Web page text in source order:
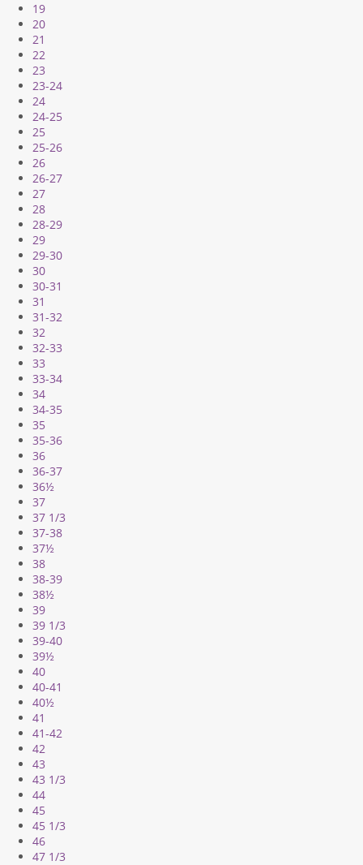
19
20
21
22
23
23-24
24
24-25
25
25-26
26
26-27
27
28
28-29
29
29-30
30
30-31
31
31-32
32
32-33
33
33-34
34
34-35
35
35-36
36
36-37
36½
37
37 1/3
37-38
37½
38
38-39
38½
39
39 1/3
39-40
39½
40
40-41
40½
41
41-42
42
43
43 1/3
44
45
45 1/3
46
47 1/3